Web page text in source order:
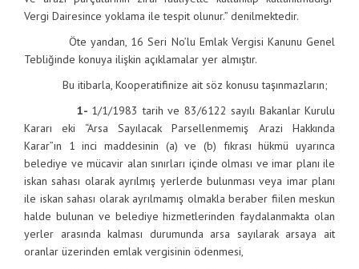
Vergi Dairesince yoklama ile tespit olunur.” denilmektedir.
Öte yandan, 16 Seri No’lu Emlak Vergisi Kanunu Genel
Tebliğinde konuya ilişkin açıklamalar yer almıştır.
Bu itibarla, Kooperatifinize ait söz konusu taşınmazların;
1- 1/1/1983 tarih ve 83/6122 sayılı Bakanlar Kurulu
Kararı eki “Arsa Sayılacak Parsellenmemiş Arazi Hakkında
Karar”ın 1 inci maddesinin (a) ve (b) fıkrası hükmü uyarınca
belediye ve mücavir alan sınırları içinde olması ve imar planı ile
iskan sahası olarak ayrılmış yerlerde bulunması veya imar planı
ile iskan sahası olarak ayrılmamış olmakla beraber fiilen meskun
halde bulunan ve belediye hizmetlerinden faydalanmakta olan
yerler arasında kalması durumunda arsa sayılarak arsaya ait
oranlar üzerinden emlak vergisinin ödenmesi,